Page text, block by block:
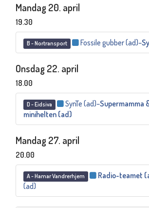
Mandag 20. april
19.30
B - Nortransport Fossile gubber (ad)–
Onsdag 22. april
18.00
D - Eidsiva SynTe (ad)–Supermamma
minihelten (ad)
Mandag 27. april
20.00
A - Hamar Vandrerhjem Radio-teamet
(ad)